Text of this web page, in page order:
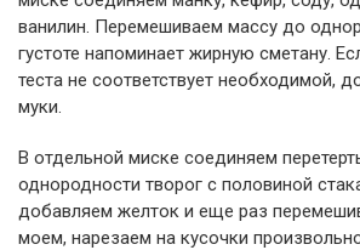
ванилин. Перемешиваем массу до
густоте напоминает жирную сметану.
теста не соответствует необходимой,
муки.
В отдельной миске соединяем
однородности творог с половиной
добавляем желток и еще раз
моем, нарезаем на кусочки